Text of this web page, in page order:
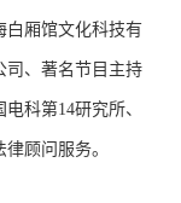
白厢馆文化科技有
司、著名节目主持
科第14研究所、
顾问服务。